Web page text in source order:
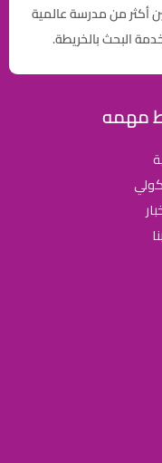
أكثر من مدرسة عالمية
البحث بالخريطة.
مهمه